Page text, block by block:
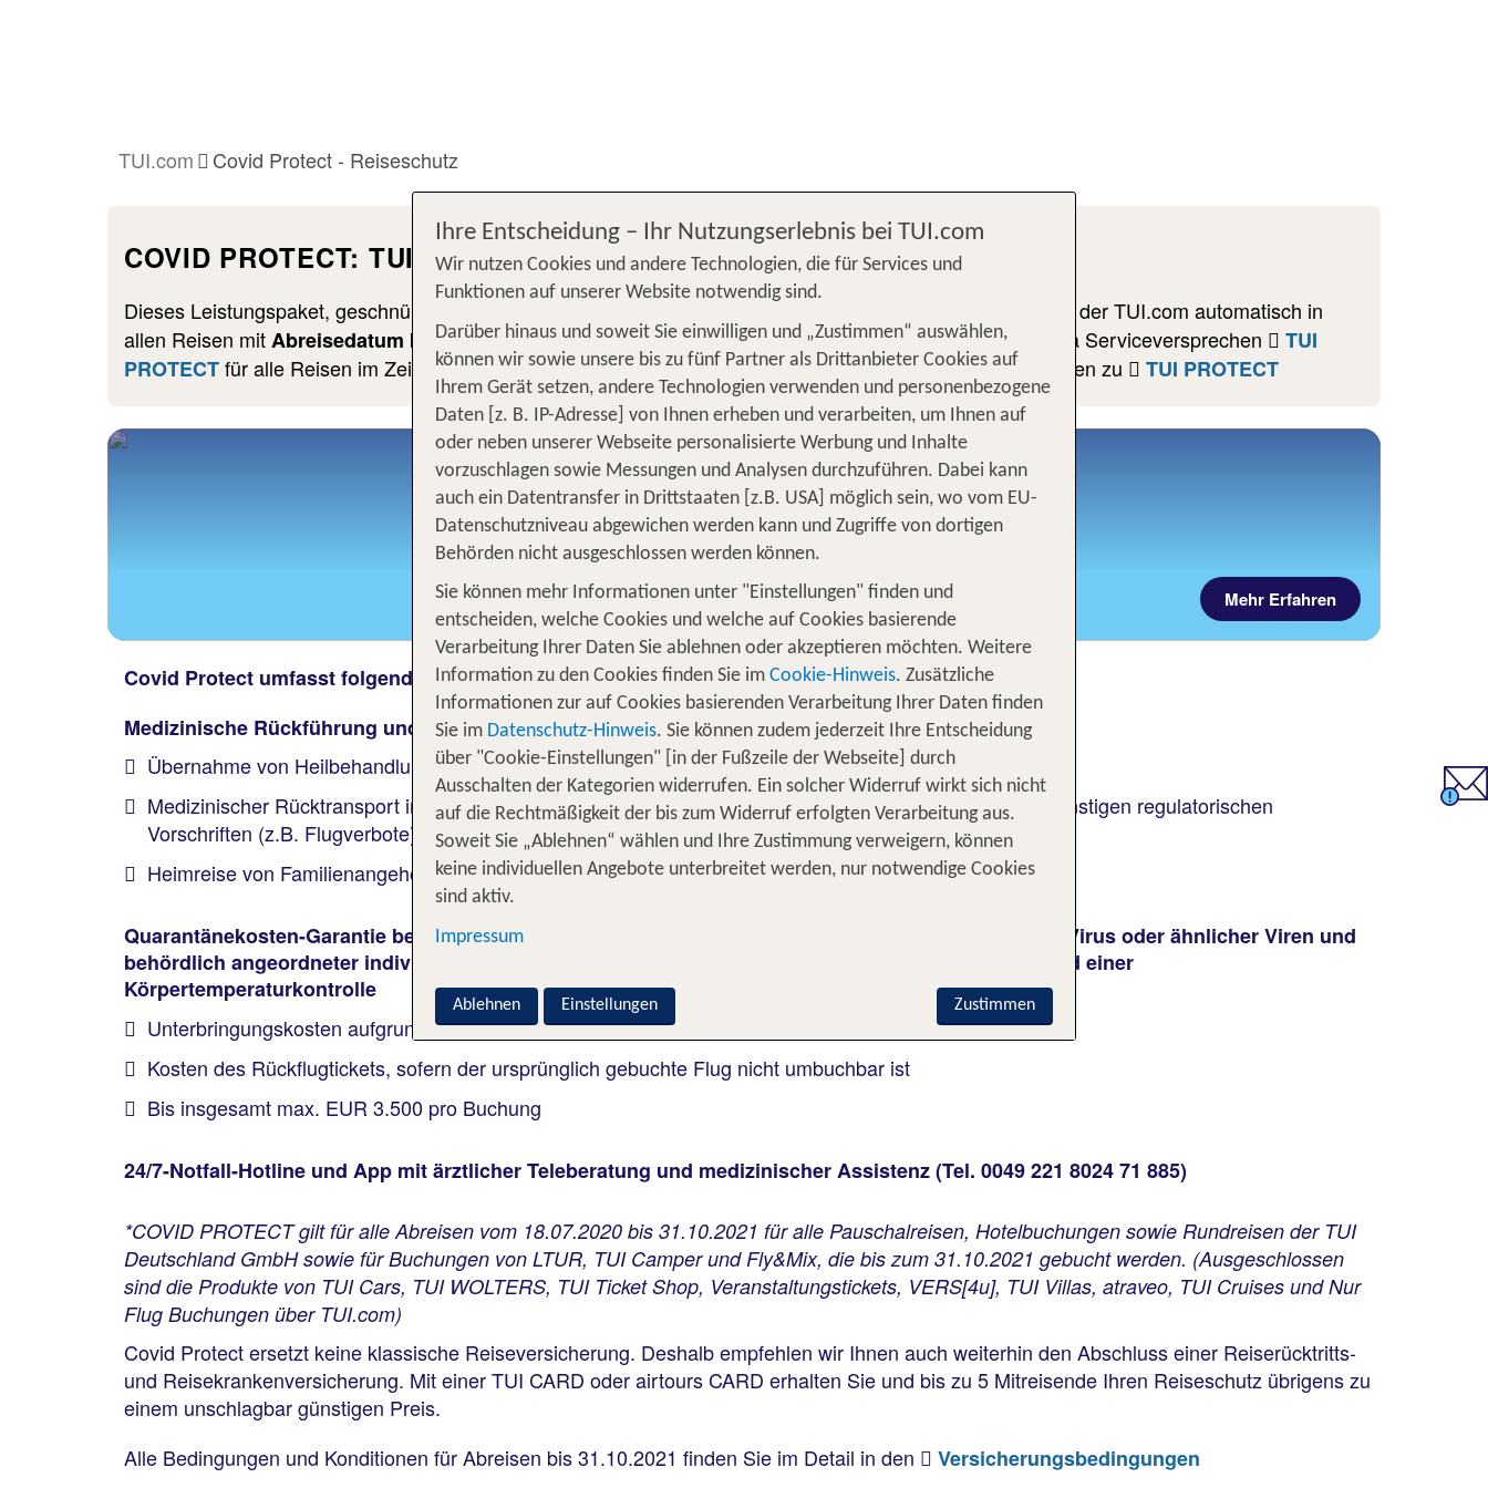
TUI.com Covid Protect - Reiseschutz
COVID PROTECT: TUI Reiseschutz für Abreisen bis 31.10.2021
Dieses Leistungspaket, geschnürt in Zusammenarbeit mit AXA Partners, war
für Sie als Kunde oder Kundin der TUI.com automatisch in
allen Reisen mitAbreisedatum bis zum 31.10.2021 inkludiert. Bitte beachten Sie: Nun gilt unser Corona Serviceversprechen
TUI
PROTECTfür alle Reisen im Zeitraum vom01.11.2021 bis 30.04.2023. Mehr Informationen und Bedingungen zu TUI PROTECT
Mehr Erfahren
Covid Protect umfasst folgende Leistungen im Überblick:
Medizinische Rückführung und medizinische Heilbehandlungskosten
Übernahme von Heilbehandlungskosten inklusive ärztlich verordnetem PCR Test
Medizinischer Rücktransport in ein deutsches Krankenhaus, sofern keine medizinischen Gründe oder sonstigen regulatorischen
Vorschriften (z.B. Flugverbote) dagegen sprechen
Heimreise von Familienangehörigen (Übernahme von Mehrkosten und Umbuchungsgebühren)
Quarantänekosten-Garantie bei Infektion oder bei Verdacht auf eine Infektion mit dem SARS-COV-2 Virus oder ähnlicher Viren und
behördlich angeordneter individueller Quarantäne oder auch bei Verweigerung der Einreise aufgrund einer
Körpertemperaturkontrolle
Unterbringungskosten aufgrund von Quarantäne bis zu 14 Nächten
Kosten des Rückflugtickets, sofern der ursprünglich gebuchte Flug nicht umbuchbar ist
Bis insgesamt max. EUR 3.500 pro Buchung
24/7-Notfall-Hotline und App mit ärztlicher Teleberatung und medizinischer Assistenz (Tel. 0049 221 8024 71 885)
*COVID PROTECT gilt für alle Abreisen vom 18.07.2020 bis 31.10.2021 für alle Pauschalreisen, Hotelbuchungen sowie Rundreisen der TUI
Deutschland GmbH sowie für Buchungen von LTUR, TUI Camper und Fly&Mix, die bis zum 31.10.2021 gebucht werden. (Ausgeschlossen
sind die Produkte von TUI Cars, TUI WOLTERS, TUI Ticket Shop, Veranstaltungstickets, VERS[4u], TUI Villas, atraveo, TUI Cruises und Nur
Flug Buchungen über TUI.com)
Covid Protect ersetzt keine klassische Reiseversicherung. Deshalb empfehlen wir Ihnen auch weiterhin den Abschluss einer Reiserücktritts-
und Reisekrankenversicherung. Mit einer TUI CARD oder airtours CARD erhalten Sie und bis zu 5 Mitreisende Ihren Reiseschutz übrigens zu
einem unschlagbar günstigen Preis.
Alle Bedingungen und Konditionen für Abreisen bis 31.10.2021 finden Sie im Detail in den
Versicherungsbedingungen
Ihre Entscheidung – Ihr Nutzungserlebnis bei TUI.com
Wir nutzen Cookies und andere Technologien, die für Services und
Funktionen auf unserer Website notwendig sind.
Darüber hinaus und soweit Sie einwilligen und „Zustimmen“ auswählen,
können wir sowie unsere bis zu fünf Partner als Drittanbieter Cookies auf
Ihrem Gerät setzen, andere Technologien verwenden und personenbezogene
Daten [z. B. IP-Adresse] von Ihnen erheben und verarbeiten, um Ihnen auf
oder neben unserer Webseite personalisierte Werbung und Inhalte
vorzuschlagen sowie Messungen und Analysen durchzuführen. Dabei kann
auch ein Datentransfer in Drittstaaten [z.B. USA] möglich sein, wo vom EU-
Datenschutzniveau abgewichen werden kann und Zugriffe von dortigen
Behörden nicht ausgeschlossen werden können.
Sie können mehr Informationen unter "Einstellungen" finden und
entscheiden, welche Cookies und welche auf Cookies basierende
Verarbeitung Ihrer Daten Sie ablehnen oder akzeptieren möchten. Weitere
Information zu den Cookies finden Sie im Cookie-Hinweis. Zusätzliche
Informationen zur auf Cookies basierenden Verarbeitung Ihrer Daten finden
Sie im Datenschutz-Hinweis. Sie können zudem jederzeit Ihre Entscheidung
über "Cookie-Einstellungen" [in der Fußzeile der Webseite] durch
Ausschalten der Kategorien widerrufen. Ein solcher Widerruf wirkt sich nicht
auf die Rechtmäßigkeit der bis zum Widerruf erfolgten Verarbeitung aus.
Soweit Sie „Ablehnen“ wählen und Ihre Zustimmung verweigern, können
keine individuellen Angebote unterbreitet werden, nur notwendige Cookies
sind aktiv.
Impressum
Zustimmen
Ablehnen Einstellungen